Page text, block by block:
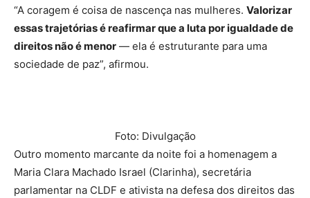
“A coragem é coisa de nascença nas mulheres. Valorizar
essas trajetórias é reafirmar que a luta por igualdade de
direitos não é menor — ela é estruturante para uma
sociedade de paz”, afirmou.
Foto: Divulgação
Outro momento marcante da noite foi a homenagem a
Maria Clara Machado Israel (Clarinha), secretária
parlamentar na CLDF e ativista na defesa dos direitos das